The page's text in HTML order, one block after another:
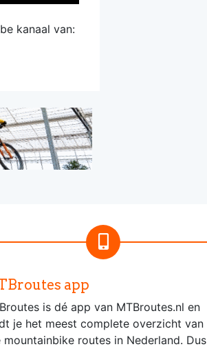
kanaal van:
app
is dé app van MTBroutes.nl en
je het meest complete overzicht van
mountainbike routes in Nederland. Dus